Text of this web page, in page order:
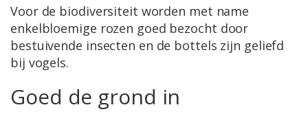
Voor de biodiversiteit worden met name
enkelbloemige rozen goed bezocht door
bestuivende insecten en de bottels zijn geliefd
bij vogels.
Goed de grond in